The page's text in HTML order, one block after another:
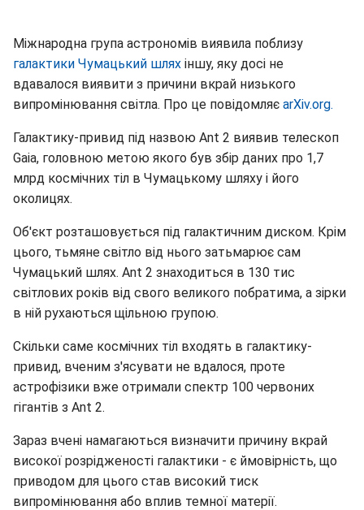
Міжнародна група астрономів виявила поблизу
галактики Чумацький шлях іншу, яку досі не
вдавалося виявити з причини вкрай низького
випромінювання світла. Про це повідомляє arXiv.org.
Галактику-привид під назвою Ant 2 виявив телескоп
Gaia, головною метою якого був збір даних про 1,7
млрд космічних тіл в Чумацькому шляху і його
околицях.
Об'єкт розташовується під галактичним диском. Крім
цього, тьмяне світло від нього затьмарює сам
Чумацький шлях. Ant 2 знаходиться в 130 тис
світлових років від свого великого побратима, а зірки
в ній рухаються щільною групою.
Скільки саме космічних тіл входять в галактику-
привид, вченим з'ясувати не вдалося, проте
астрофізики вже отримали спектр 100 червоних
гігантів з Ant 2.
Зараз вчені намагаються визначити причину вкрай
високої розрідженості галактики - є ймовірність, що
приводом для цього став високий тиск
випромінювання або вплив темної матерії.